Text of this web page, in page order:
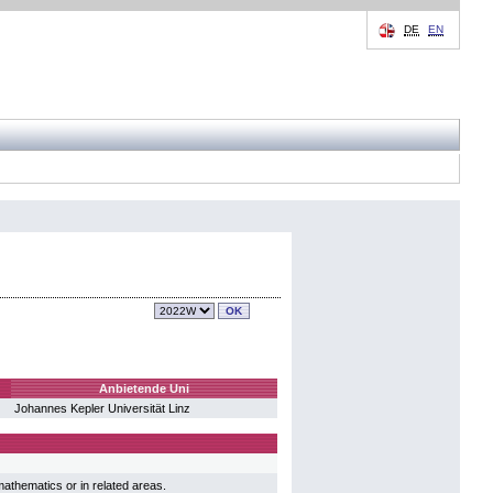
DE EN
Anbietende Uni
Johannes Kepler Universität Linz
or in related areas.